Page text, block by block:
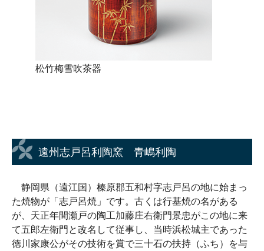
松竹梅雪吹茶器
遠州志戸呂利陶窯 青嶋利陶
静岡県（遠江国）榛原郡五和村字志戸呂の地に始まっ
た焼物が「志戸呂焼」です。古くは行基焼の名がある
が、天正年間瀬戸の陶工加藤庄右衛門景忠がこの地に来
て五郎左衛門と改名して従事し、当時浜松城主であった
徳川家康公がその技術を賞で三十石の扶持（ふち）を与